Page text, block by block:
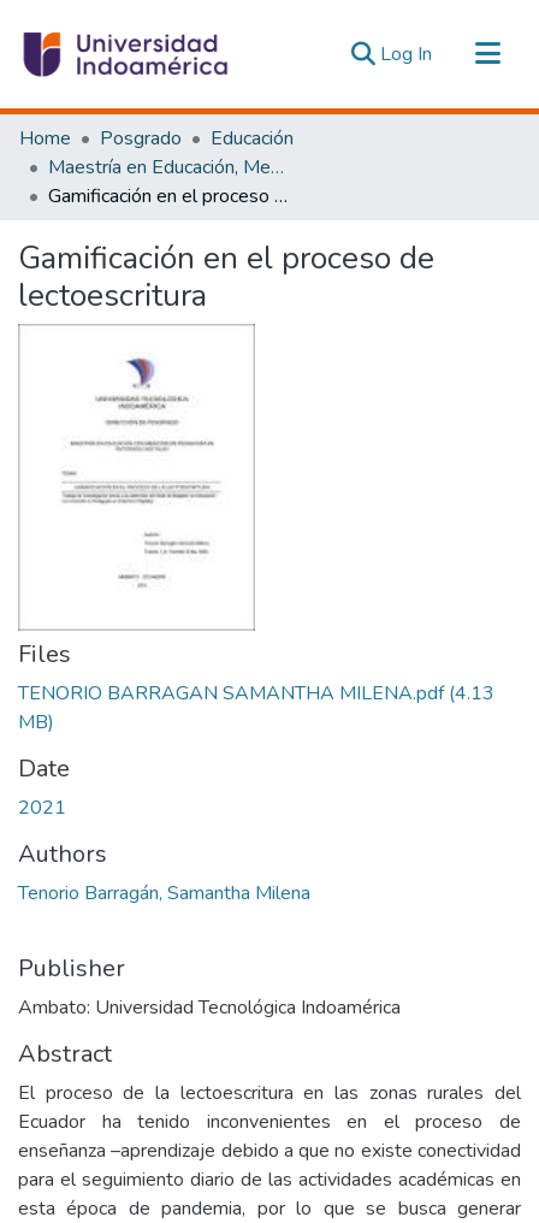
Log In (current)
Communities & Collections
All of DSpace
Statistics
Estadísticas Externas
Home Posgrado
Educación
Maestría en Educación, Mención Pedagogía en Entornos Digitales
Gamificación en el proceso de lectoescritura
Gamificación en el proceso de
lectoescritura
Files
TENORIO BARRAGAN SAMANTHA MILENA.pdf(4.13
MB)
Date
2021
Authors
Tenorio Barragán, Samantha Milena
Publisher
Ambato: Universidad Tecnológica Indoamérica
Abstract
El proceso de la lectoescritura en las zonas rurales del
Ecuador ha tenido inconvenientes en el proceso de
enseñanza –aprendizaje debido a que no existe conectividad
para el seguimiento diario de las actividades académicas en
esta época de pandemia, por lo que se busca generar